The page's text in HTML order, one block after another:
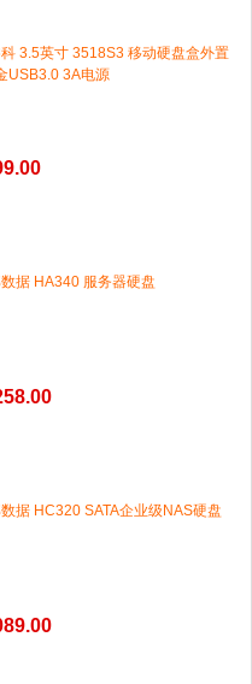
3.5英寸 3518S3 移动硬盘盒外置
USB3.0 3A电源
据 HA340 服务器硬盘
据 HC320 SATA企业级NAS硬盘